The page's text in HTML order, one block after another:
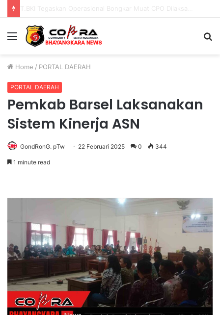
Menu
Home / PORTAL DAERAH
PORTAL DAERAH
Pemkab Barsel Laksanakan
Sistem Kinerja ASN
GondRonG. pTw 22 Februari 2025 0 344
1 minute read